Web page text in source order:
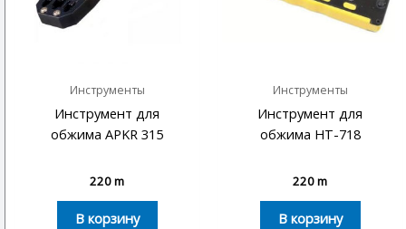
Инструменты
Инструмент для
обжима APKR 315
220m
В корзину
Инструменты
Инструмент для
обжима HT-718
220m
В корзину